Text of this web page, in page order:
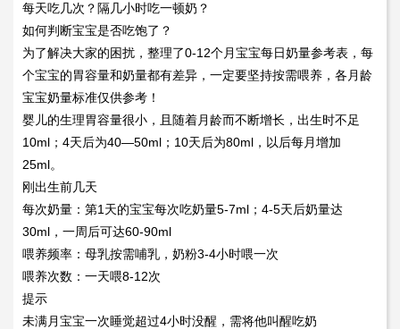
每天吃几次？隔几小时吃一顿奶？
如何判断宝宝是否吃饱了？
为了解决大家的困扰，整理了0-12个月宝宝每日奶量参考表，每
个宝宝的胃容量和奶量都有差异，一定要坚持按需喂养，各月龄
宝宝奶量标准仅供参考！
婴儿的生理胃容量很小，且随着月龄而不断增长，出生时不足
10ml；4天后为40—50ml；10天后为80ml，以后每月增加
25ml。
刚出生前几天
每次奶量：第1天的宝宝每次吃奶量5-7ml；4-5天后奶量达
30ml，一周后可达60-90ml
喂养频率：母乳按需哺乳，奶粉3-4小时喂一次
喂养次数：一天喂8-12次
提示
未满月宝宝一次睡觉超过4小时没醒，需将他叫醒吃奶